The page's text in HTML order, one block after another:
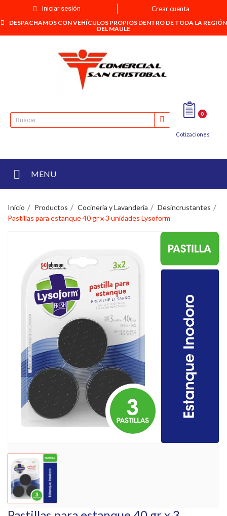
Iniciar sesión Crear cuenta
DESPACHAMOS CON VEHÍCULOS PROPIOS DENTRO DE TODA LA REGIÓN
DEL MAULE
0
Cotizaciones
MENU
Inicio Productos Cocinería y Lavandería
Desincrustantes
Pastillas para estanque 40 gr x 3 unidades Lysoform